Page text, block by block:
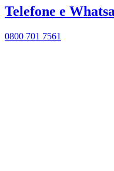
Telefone e
0800 701 7561